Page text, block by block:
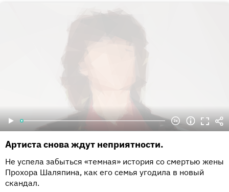
Артиста снова ждут неприятности.
Не успела забыться «темная» история со смертью жены
Прохора Шаляпина, как его семья угодила в новый
скандал.